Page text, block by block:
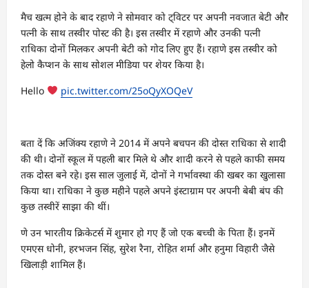
मैच खत्म होने के बाद रहाणे ने सोमवार को ट्विटर पर अपनी नवजात बेटी और
पत्नी के साथ तस्वीर पोस्ट की है। इस तस्वीर में रहाणे और उनकी पत्नी
राधिका दोनों मिलकर अपनी बेटी को गोद लिए हुए हैं। रहाणे इस तस्वीर को
हेलो कैप्शन के साथ सोशल मीडिया पर शेयर किया है।
Hello
pic.twitter.com/25oQyXOQeV
बता दें कि अजिंक्य रहाणे ने 2014 में अपने बचपन की दोस्त राधिका से शादी
की थी। दोनों स्कूल में पहली बार मिले थे और शादी करने से पहले काफी समय
तक दोस्त बने रहे। इस साल जुलाई में, दोनों ने गर्भावस्था की खबर का खुलासा
किया था। राधिका ने कुछ महीने पहले अपने इंस्टाग्राम पर अपनी बेबी बंप की
कुछ तस्वीरें साझा की थीं।
णे उन भारतीय क्रिकेटर्स में शुमार हो गए हैं जो एक बच्ची के पिता हैं। इनमें
एमएस धोनी, हरभजन सिंह, सुरेश रैना, रोहित शर्मा और हनुमा विहारी जैसे
खिलाड़ी शामिल हैं।